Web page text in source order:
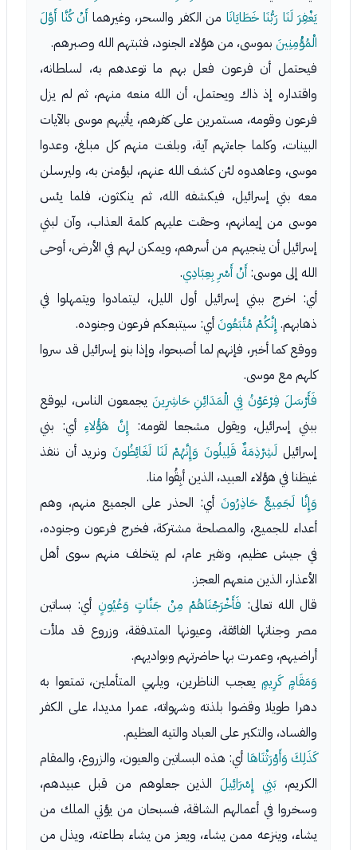
يَغْفِرَ لَنَا رَبُّنَا خَطَايَانَا من الكفر والسحر، وغيرهما أَنْ كُنَّا أَوَّلَ
الْمُؤْمِنِينَ بموسى، من هؤلاء الجنود، فثبتهم الله وصبرهم.
فيحتمل أن فرعون فعل بهم ما توعدهم به، لسلطانه،
واقتداره إذ ذاك ويحتمل، أن الله منعه منهم، ثم لم يزل
فرعون وقومه، مستمرين على كفرهم، يأتيهم موسى بالآيات
البينات، وكلما جاءتهم آية، وبلغت منهم كل مبلغ، وعدوا
موسى، وعاهدوه لئن كشف الله عنهم، ليؤمنن به، وليرسلن
معه بني إسرائيل، فيكشفه الله، ثم ينكثون، فلما يئس
موسى من إيمانهم، وحقت عليهم كلمة العذاب، وآن لبني
إسرائيل أن ينجيهم من أسرهم، ويمكن لهم في الأرض، أوحى
الله إلى موسى: أَنْ أَسْرِ بِعِبَادِي.
أي: اخرج ببني إسرائيل أول الليل، ليتمادوا ويتمهلوا في
ذهابهم. إِنَّكُمْ مُتَّبَعُونَأي: سيتبعكم فرعون وجنوده.
ووقع كما أخبر، فإنهم لما أصبحوا، وإذا بنو إسرائيل قد سروا
كلهم مع موسى.
فَأَرْسَلَ فِرْعَوْنُ فِي الْمَدَائِنِ حَاشِرِينَ يجمعون الناس، ليوقع
ببني إسرائيل، ويقول مشجعا لقومه: إِنَّ هَؤُلاءِ أي: بني
إسرائيل لَشِرْذِمَةٌ قَلِيلُونَ وَإِنَّهُمْ لَنَا لَغَائِظُونَ ونريد أن ننفذ
غيظنا في هؤلاء العبيد، الذين أبِقُوا منا.
وَإِنَّا لَجَمِيعٌ حَاذِرُونَ أي: الحذر على الجميع منهم، وهم
أعداء للجميع، والمصلحة مشتركة، فخرج فرعون وجنوده،
في جيش عظيم، ونفير عام، لم يتخلف منهم سوى أهل
الأعذار، الذين منعهم العجز.
قال الله تعالى: فَأَخْرَجْنَاهُمْ مِنْ جَنَّاتٍ وَعُيُونٍ أي: بساتين
مصر وجناتها الفائقة، وعيونها المتدفقة، وزروع قد ملأت
أراضيهم، وعمرت بها حاضرتهم وبواديهم.
وَمَقَامٍ كَرِيمٍيعجب الناظرين، ويلهي المتأملين، تمتعوا به
دهرا طويلا وقضوا بلذته وشهواته، عمرا مديدا، على الكفر
والفساد، والتكبر على العباد والتيه العظيم.
كَذَلِكَ وَأَوْرَثْنَاهَا أي: هذه البساتين والعيون، والزروع، والمقام
الكريم، بَنِي إِسْرَائِيلَالذين جعلوهم من قبل عبيدهم،
وسخروا في أعمالهم الشاقة، فسبحان من يؤتي الملك من
يشاء، وينزعه ممن يشاء، ويعز من يشاء بطاعته، ويذل من